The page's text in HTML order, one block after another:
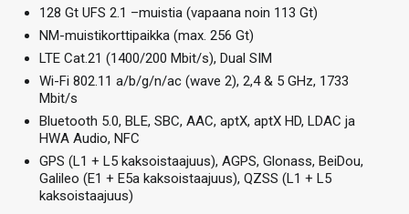
128 Gt UFS 2.1 –muistia (vapaana noin 113 Gt)
NM-muistikorttipaikka (max. 256 Gt)
LTE Cat.21 (1400/200 Mbit/s), Dual SIM
Wi-Fi 802.11 a/b/g/n/ac (wave 2), 2,4 & 5 GHz, 1733
Mbit/s
Bluetooth 5.0, BLE, SBC, AAC, aptX, aptX HD, LDAC ja
HWA Audio, NFC
GPS (L1 + L5 kaksoistaajuus), AGPS, Glonass, BeiDou,
Galileo (E1 + E5a kaksoistaajuus), QZSS (L1 + L5
kaksoistaajuus)